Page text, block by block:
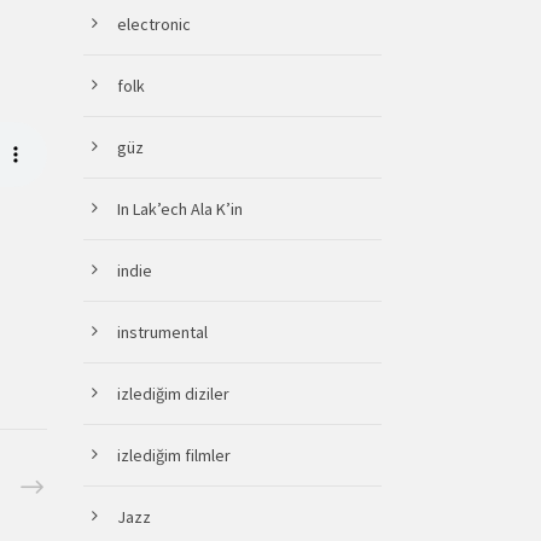
electronic
folk
güz
In Lak’ech Ala K’in
indie
instrumental
izlediğim diziler
izlediğim filmler
Jazz